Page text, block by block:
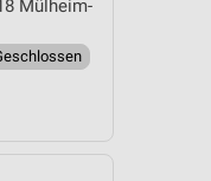
Mülheim-